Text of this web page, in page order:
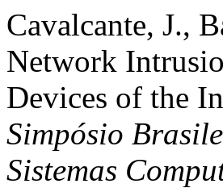
Cavalcante, J.,
Network
Devices of the
Simpósio
Sistemas